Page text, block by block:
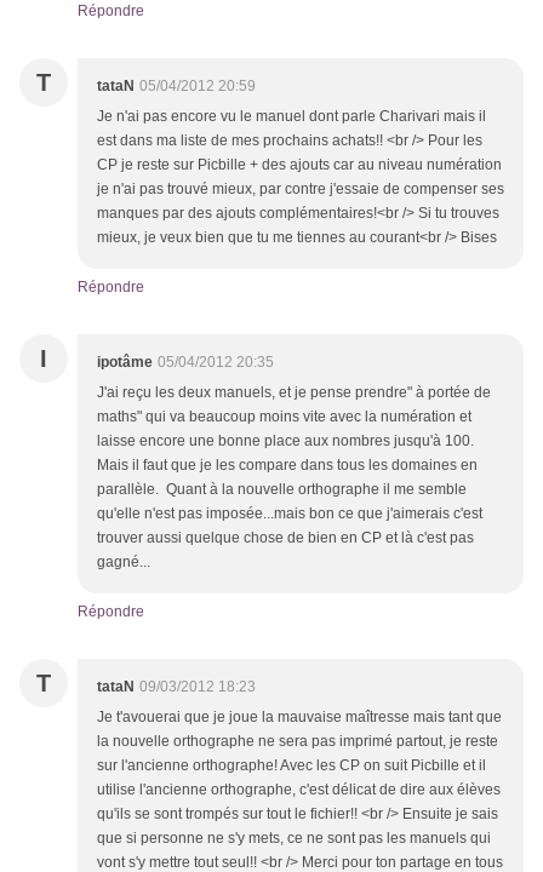
Répondre
T tataN 05/04/2012 20:59
Je n'ai pas encore vu le manuel dont parle Charivari mais il
est dans ma liste de mes prochains achats!! <br /> Pour les
CP je reste sur Picbille + des ajouts car au niveau numération
je n'ai pas trouvé mieux, par contre j'essaie de compenser ses
manques par des ajouts complémentaires!<br /> Si tu trouves
mieux, je veux bien que tu me tiennes au courant<br /> Bises
Répondre
I ipotâme 05/04/2012 20:35
J'ai reçu les deux manuels, et je pense prendre" à portée de
maths" qui va beaucoup moins vite avec la numération et
laisse encore une bonne place aux nombres jusqu'à 100.
Mais il faut que je les compare dans tous les domaines en
parallèle. Quant à la nouvelle orthographe il me semble
qu'elle n'est pas imposée...mais bon ce que j'aimerais c'est
trouver aussi quelque chose de bien en CP et là c'est pas
gagné...
Répondre
T tataN 09/03/2012 18:23
Je t'avouerai que je joue la mauvaise maîtresse mais tant que
la nouvelle orthographe ne sera pas imprimé partout, je reste
sur l'ancienne orthographe! Avec les CP on suit Picbille et il
utilise l'ancienne orthographe, c'est délicat de dire aux élèves
qu'ils se sont trompés sur tout le fichier!! <br /> Ensuite je sais
que si personne ne s'y mets, ce ne sont pas les manuels qui
vont s'y mettre tout seul!! <br /> Merci pour ton partage en tous